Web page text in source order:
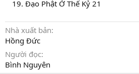
Đạo Phật Ở Thế Kỷ 21
Nhà xuất bản
Hồng Đức
Người đọc
Bình Nguyên